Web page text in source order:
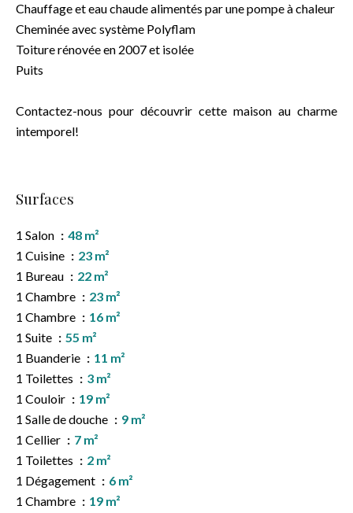
Chauffage et eau chaude alimentés par une pompe à chaleur
Cheminée avec système Polyflam
Toiture rénovée en 2007 et isolée
Puits
Contactez-nous pour découvrir cette maison au charme
intemporel!
Surfaces
1 Salon
48 m²
1 Cuisine
23 m²
1 Bureau
22 m²
1 Chambre
23 m²
1 Chambre
16 m²
1 Suite
55 m²
1 Buanderie
11 m²
1 Toilettes
3 m²
1 Couloir
19 m²
1 Salle de douche
9 m²
1 Cellier
7 m²
1 Toilettes
2 m²
1 Dégagement
6 m²
1 Chambre
19 m²